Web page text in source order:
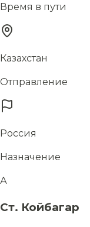
Время в пути
Казахстан
Отправление
Россия
Назначение
А
Ст. Койбагар